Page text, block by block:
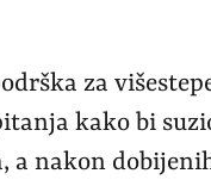
za
kako bi
a nakon